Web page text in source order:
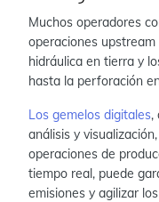
Muchos operadores
operaciones
hidráulica en tierra y
hasta la perforación
Los gemelos digitales,
análisis y
operaciones de
tiempo real, puede
emisiones y agilizar